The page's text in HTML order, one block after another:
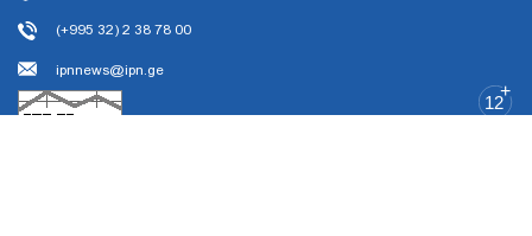
(+995 32) 2 38 78 00
ipnnews@ipn.ge
+
12